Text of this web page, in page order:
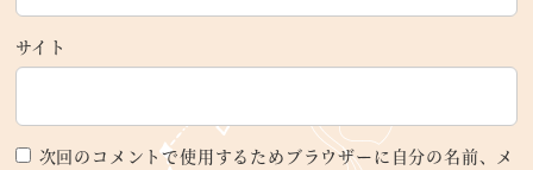
サイト
次回のコメントで使用するためブラウザーに自分の名前、メ